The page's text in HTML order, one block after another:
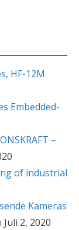
HF-12M
Embedded-
–
of industrial
Kameras
Juli 2, 2020